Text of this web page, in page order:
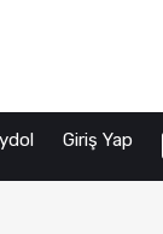
Giriş Yap